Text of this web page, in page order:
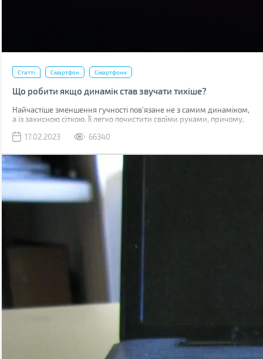
Статті Смартфон Смартфони
Що робити якщо динамік став звучати тихіше?
Найчастіше зменшення гучності пов'язане не з самим динаміком,
а із захисною сіткою. Її легко почистити своїми руками, причому,
17.02.2023
66340